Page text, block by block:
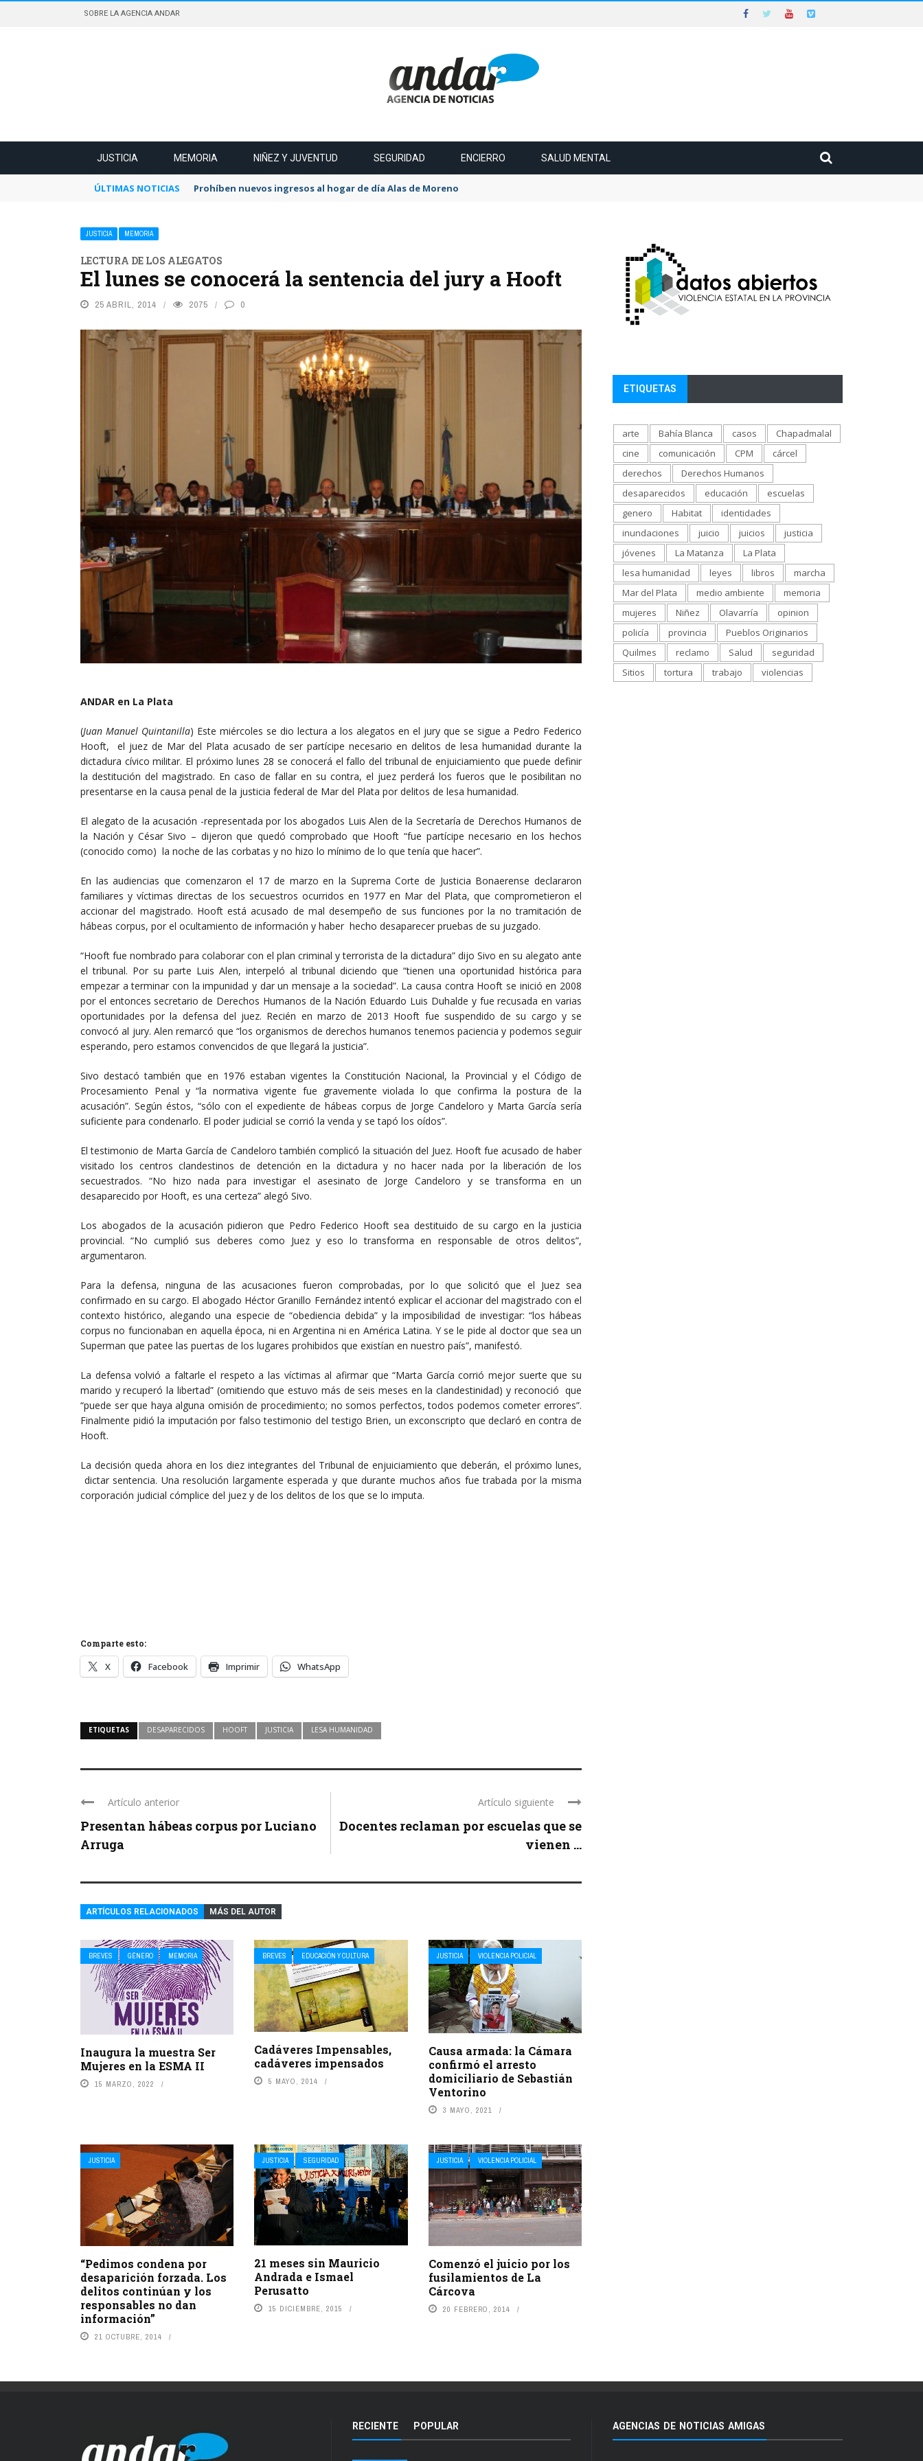
SOBRE LA AGENCIA ANDAR
JUSTICIA MEMORIA NIÑEZ Y JUVENTUD SEGURIDAD ENCIERRO SALUD MENTAL
ÚLTIMAS NOTICIAS Prohíben nuevos ingresos al hogar de día Alas de Moreno
JUSTICIA MEMORIA
LECTURA DE LOS ALEGATOS
El lunes se conocerá la sentencia del jury a Hooft
25 ABRIL, 2014 2075 0
ANDAR en La Plata
(Juan Manuel Quintanilla) Este miércoles se dio lectura a los alegatos en el jury que se sigue a Pedro Federico
Hooft, el juez de Mar del Plata acusado de ser partícipe necesario en delitos de lesa humanidad durante la
dictadura cívico militar. El próximo lunes 28 se conocerá el fallo del tribunal de enjuiciamiento que puede definir
la destitución del magistrado. En caso de fallar en su contra, el juez perderá los fueros que le posibilitan no
presentarse en la causa penal de la justicia federal de Mar del Plata por delitos de lesa humanidad.
El alegato de la acusación -representada por los abogados Luis Alen de la Secretaría de Derechos Humanos de
la Nación y César Sivo – dijeron que quedó comprobado que Hooft “fue partícipe necesario en los hechos
(conocido como) la noche de las corbatas y no hizo lo mínimo de lo que tenía que hacer”.
En las audiencias que comenzaron el 17 de marzo en la Suprema Corte de Justicia Bonaerense declararon
familiares y víctimas directas de los secuestros ocurridos en 1977 en Mar del Plata, que comprometieron el
accionar del magistrado. Hooft está acusado de mal desempeño de sus funciones por la no tramitación de
hábeas corpus, por el ocultamiento de información y haber hecho desaparecer pruebas de su juzgado.
“Hooft fue nombrado para colaborar con el plan criminal y terrorista de la dictadura” dijo Sivo en su alegato ante
el tribunal. Por su parte Luis Alen, interpeló al tribunal diciendo que “tienen una oportunidad histórica para
empezar a terminar con la impunidad y dar un mensaje a la sociedad”. La causa contra Hooft se inició en 2008
por el entonces secretario de Derechos Humanos de la Nación Eduardo Luis Duhalde y fue recusada en varias
oportunidades por la defensa del juez. Recién en marzo de 2013 Hooft fue suspendido de su cargo y se
convocó al jury. Alen remarcó que “los organismos de derechos humanos tenemos paciencia y podemos seguir
esperando, pero estamos convencidos de que llegará la justicia”.
Sivo destacó también que en 1976 estaban vigentes la Constitución Nacional, la Provincial y el Código de
Procesamiento Penal y “la normativa vigente fue gravemente violada lo que confirma la postura de la
acusación”. Según éstos, “sólo con el expediente de hábeas corpus de Jorge Candeloro y Marta García sería
suficiente para condenarlo. El poder judicial se corrió la venda y se tapó los oídos”.
El testimonio de Marta García de Candeloro también complicó la situación del Juez. Hooft fue acusado de haber
visitado los centros clandestinos de detención en la dictadura y no hacer nada por la liberación de los
secuestrados. “No hizo nada para investigar el asesinato de Jorge Candeloro y se transforma en un
desaparecido por Hooft, es una certeza” alegó Sivo.
Los abogados de la acusación pidieron que Pedro Federico Hooft sea destituido de su cargo en la justicia
provincial. “No cumplió sus deberes como Juez y eso lo transforma en responsable de otros delitos”,
argumentaron.
Para la defensa, ninguna de las acusaciones fueron comprobadas, por lo que solicitó que el Juez sea
confirmado en su cargo. El abogado Héctor Granillo Fernández intentó explicar el accionar del magistrado con el
contexto histórico, alegando una especie de “obediencia debida” y la imposibilidad de investigar: “los hábeas
corpus no funcionaban en aquella época, ni en Argentina ni en América Latina. Y se le pide al doctor que sea un
Superman que patee las puertas de los lugares prohibidos que existían en nuestro país”, manifestó.
La defensa volvió a faltarle el respeto a las víctimas al afirmar que “Marta García corrió mejor suerte que su
marido y recuperó la libertad” (omitiendo que estuvo más de seis meses en la clandestinidad) y reconoció que
“puede ser que haya alguna omisión de procedimiento; no somos perfectos, todos podemos cometer errores”.
Finalmente pidió la imputación por falso testimonio del testigo Brien, un exconscripto que declaró en contra de
Hooft.
La decisión queda ahora en los diez integrantes del Tribunal de enjuiciamiento que deberán, el próximo lunes,
dictar sentencia. Una resolución largamente esperada y que durante muchos años fue trabada por la misma
corporación judicial cómplice del juez y de los delitos de los que se lo imputa.
Comparte esto:
X Facebook Imprimir WhatsApp
ETIQUETAS DESAPARECIDOS HOOFT JUSTICIA LESA HUMANIDAD
Artículo anterior
Presentan hábeas corpus por Luciano
Arruga
Artículo siguiente
Docentes reclaman por escuelas que se
vienen ...
ARTÍCULOS RELACIONADOS MÁS DEL AUTOR
BREVES GÉNERO MEMORIA
Inaugura la muestra Ser
Mujeres en la ESMA II
15 MARZO, 2022
BREVES EDUCACIÓN Y CULTURA
Cadáveres Impensables,
cadáveres impensados
5 MAYO, 2014
JUSTICIA VIOLENCIA POLICIAL
Causa armada: la Cámara
confirmó el arresto
domiciliario de Sebastián
Ventorino
3 MAYO, 2021
JUSTICIA
“Pedimos condena por
desaparición forzada. Los
delitos continúan y los
responsables no dan
información”
21 OCTUBRE, 2014
JUSTICIA SEGURIDAD
21 meses sin Mauricio
Andrada e Ismael
Perusatto
15 DICIEMBRE, 2015
JUSTICIA VIOLENCIA POLICIAL
Comenzó el juicio por los
fusilamientos de La
Cárcova
20 FEBRERO, 2014
ETIQUETAS
arte Bahía Blanca casos
Chapadmalal
cine
comunicación CPM
cárcel
derechos
Derechos Humanos
desaparecidos
educación
escuelas
genero
Habitat
identidades
inundaciones
juicio juicios
justicia
jóvenes
La Matanza
La Plata
lesa humanidad
leyes libros
marcha
Mar del Plata
medio ambiente
memoria
mujeres
Niñez Olavarría
opinion
policía
provincia
Pueblos Originarios
Quilmes
reclamo Salud
seguridad
Sitios
tortura trabajo violencias
RECIENTE POPULAR AGENCIAS DE NOTICIAS AMIGAS